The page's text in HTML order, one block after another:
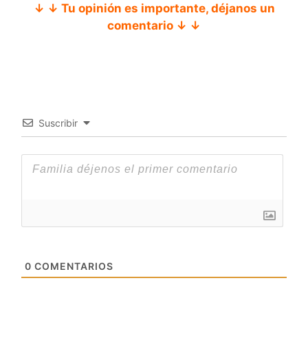
↓ ↓ Tu opinión es importante, déjanos un
comentario ↓ ↓
Suscribir
0 COMENTARIOS